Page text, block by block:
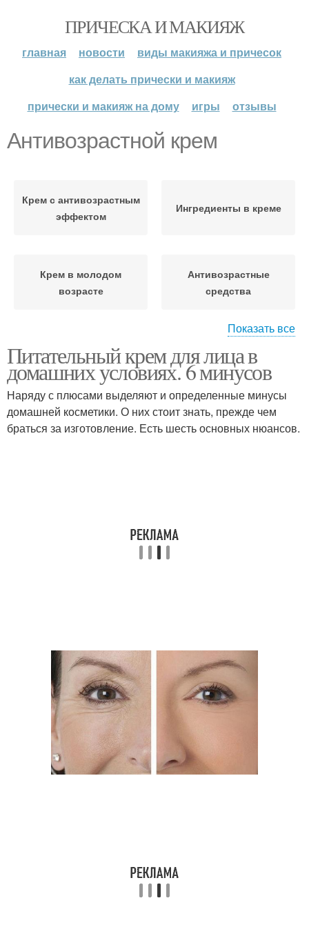
ПРИЧЕСКА И МАКИЯЖ
главная новости
виды макияжа и причесок
как делать прически и макияж
прически и макияж на дому
игры отзывы
Антивозрастной крем
Крем с антивозрастным
эффектом
Ингредиенты в креме
Крем в молодом
возрасте
Антивозрастные
средства
Крем для лица Домашние кремы
Домашний крем Ночной крем
Крем на лицо Шикарные кремы
Кремы для лица
Крем против морщин
магазинными аналогами
Показать все
Питательный крем для лица в
домашних условиях. 6 минусов
Наряду с плюсами выделяют и определенные минусы
домашней косметики. О них стоит знать, прежде чем
браться за изготовление. Есть шесть основных нюансов.